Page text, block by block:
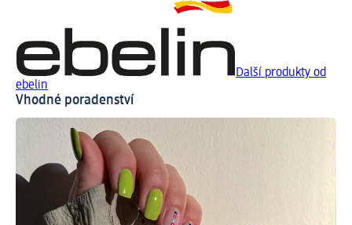
Další produkty od
ebelin
Vhodné poradenství